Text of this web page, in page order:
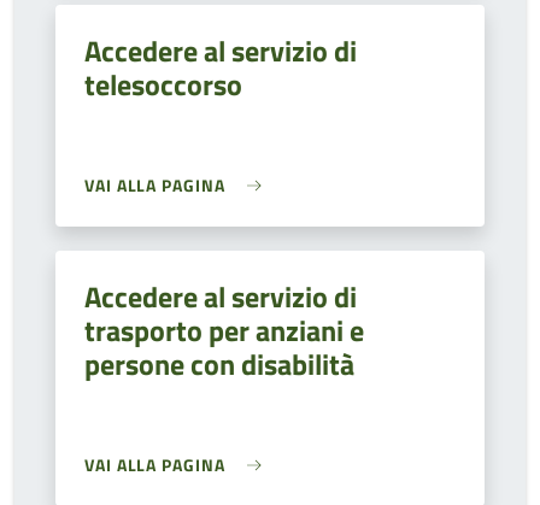
Accedere al servizio di
telesoccorso
VAI ALLA PAGINA
Accedere al servizio di
trasporto per anziani e
persone con disabilità
VAI ALLA PAGINA